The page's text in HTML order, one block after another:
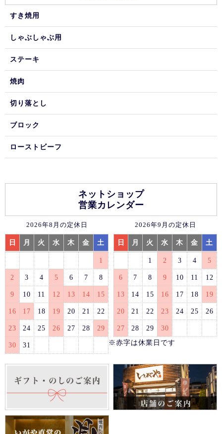
すき焼用
しゃぶしゃぶ用
ステーキ
焼肉
切り落とし
ブロック
ローストビーフ
ネットショップ
営業カレンダー
2026年8月の定休日
日 月 火 水 木 金 土
1
2 3 4 5 6 7 8
9 10 11 12 13 14 15
16 17 18 19 20 21 22
23 24 25 26 27 28 29
30 31
2026年9月の定休日
日 月 火 水 木 金 土
1 2 3 4 5
6 7 8 9 10 11 12
13 14 15 16 17 18 19
20 21 22 23 24 25 26
27 28 29
30
※赤字は休業日です